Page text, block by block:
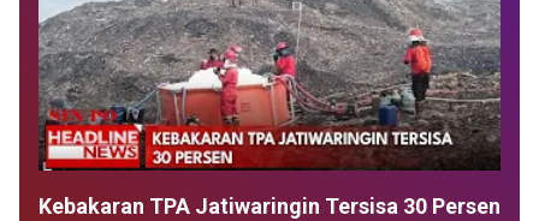
Kebakaran TPA Jatiwaringin Tersisa 30 Persen